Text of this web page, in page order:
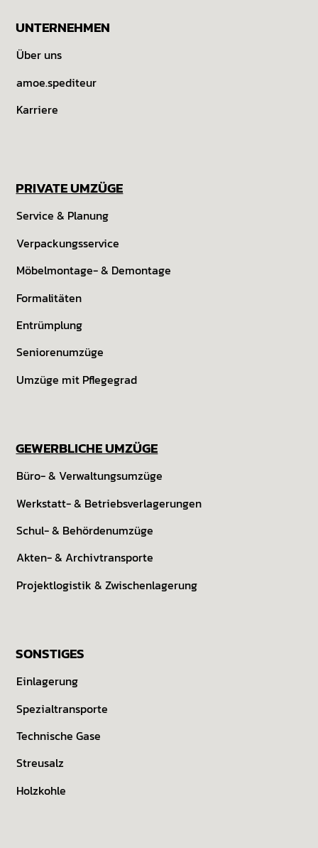
UNTERNEHMEN
Über uns
amoe.spediteur
Karriere
PRIVATE UMZÜGE
Service & Planung
Verpackungsservice
Möbelmontage- & Demontage
Formalitäten
Entrümplung
Seniorenumzüge
Umzüge mit Pflegegrad
GEWERBLICHE UMZÜGE
Büro- & Verwaltungs­umzüge
Werkstatt- & Betriebs­verlagerungen
Schul- & Behörden­umzüge
Akten- & Archiv­transporte
Projekt­logistik & Zwischen­lagerung
SONSTIGES
Einlagerung
Spezialtransporte
Technische Gase
Streusalz
Holzkohle